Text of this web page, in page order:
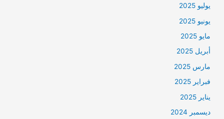
يوليو 2025
يونيو 2025
مايو 2025
أبريل 2025
مارس 2025
فبراير 2025
يناير 2025
ديسمبر 2024